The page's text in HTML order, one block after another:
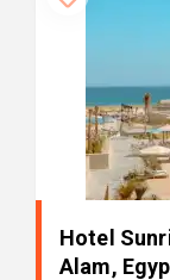
Hotel
Alam,